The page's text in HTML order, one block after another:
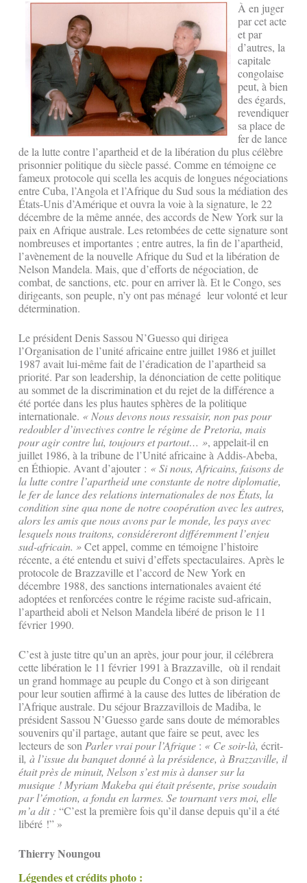
À en juger
par cet acte
et par
d’autres, la
capitale
congolaise
peut, à bien
des égards,
revendiquer
sa place de
fer de lance
de la lutte contre l’apartheid et de la libération du plus célèbre
prisonnier politique du siècle passé. Comme en témoigne ce
fameux protocole qui scella les acquis de longues négociations
entre Cuba, l’Angola et l’Afrique du Sud sous la médiation des
États-Unis d’Amérique et ouvra la voie à la signature, le 22
décembre de la même année, des accords de New York sur la
paix en Afrique australe. Les retombées de cette signature sont
nombreuses et importantes ; entre autres, la fin de l’apartheid,
l’avènement de la nouvelle Afrique du Sud et la libération de
Nelson Mandela. Mais, que d’efforts de négociation, de
combat, de sanctions, etc. pour en arriver là. Et le Congo, ses
dirigeants, son peuple, n’y ont pas ménagé leur volonté et leur
détermination.
Le président Denis Sassou N’Guesso qui dirigea
l’Organisation de l’unité africaine entre juillet 1986 et juillet
1987 avait lui-même fait de l’éradication de l’apartheid sa
priorité. Par son leadership, la dénonciation de cette politique
au sommet de la discrimination et du rejet de la différence a
été portée dans les plus hautes sphères de la politique
internationale. « Nous devons nous ressaisir, non pas pour
redoubler d’invectives contre le régime de Pretoria, mais
pour agir contre lui, toujours et partout… », appelait-il en
juillet 1986, à la tribune de l’Unité africaine à Addis-Abeba,
en Éthiopie. Avant d’ajouter : « Si nous, Africains, faisons de
la lutte contre l’apartheid une constante de notre diplomatie,
le fer de lance des relations internationales de nos États, la
condition sine qua none de notre coopération avec les autres,
alors les amis que nous avons par le monde, les pays avec
lesquels nous traitons, considéreront différemment l’enjeu
sud-africain. »Cet appel, comme en témoigne l’histoire
récente, a été entendu et suivi d’effets spectaculaires. Après le
protocole de Brazzaville et l’accord de New York en
décembre 1988, des sanctions internationales avaient été
adoptées et renforcées contre le régime raciste sud-africain,
l’apartheid aboli et Nelson Mandela libéré de prison le 11
février 1990.
C’est à juste titre qu’un an après, jour pour jour, il célébrera
cette libération le 11 février 1991 à Brazzaville, où il rendait
un grand hommage au peuple du Congo et à son dirigeant
pour leur soutien affirmé à la cause des luttes de libération de
l’Afrique australe. Du séjour Brazzavillois de Madiba, le
président Sassou N’Guesso garde sans doute de mémorables
souvenirs qu’il partage, autant que faire se peut, avec les
lecteurs de sonParler vrai pour l’Afrique : « Ce soir-là, écrit-
il, à l’issue du banquet donné à la présidence, à Brazzaville, il
était près de minuit, Nelson s’est mis à danser sur la
musique ! Myriam Makeba qui était présente, prise soudain
par l’émotion, a fondu en larmes. Se tournant vers moi, elle
m’a dit : “C’est la première fois qu’il danse depuis qu’il a été
libéré !” »
Thierry Noungou
Légendes et crédits photo :